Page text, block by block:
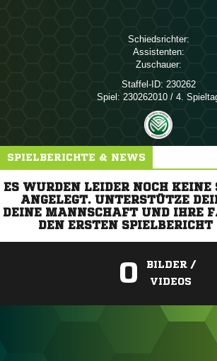
Schiedsrichter:
Assistenten:
Zuschauer:
Staffel-ID: 230262
Spiel: 230262010 / 4.
SPIELBERICHTE & NEWS
ES WURDEN LEIDER NOCH KEINE
ANGELEGT. UNTERSTÜTZE
DEINE MANNSCHAFT UND IHRE
DEN ERSTEN SPIELBERICHT
0
BILDER /
VIDEOS